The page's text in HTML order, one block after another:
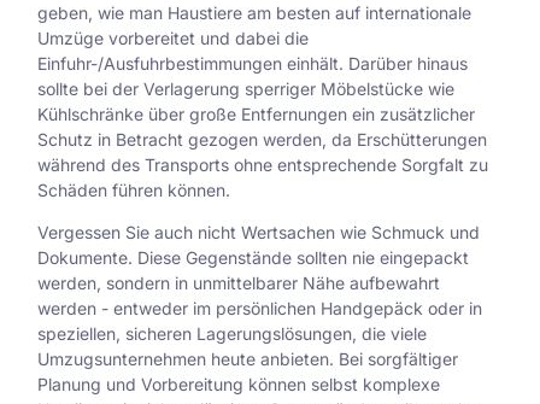
geben, wie man Haustiere am besten auf internationale
Umzüge vorbereitet und dabei die
Einfuhr-/Ausfuhrbestimmungen einhält. Darüber hinaus
sollte bei der Verlagerung sperriger Möbelstücke wie
Kühlschränke über große Entfernungen ein zusätzlicher
Schutz in Betracht gezogen werden, da Erschütterungen
während des Transports ohne entsprechende Sorgfalt zu
Schäden führen können.
Vergessen Sie auch nicht Wertsachen wie Schmuck und
Dokumente. Diese Gegenstände sollten nie eingepackt
werden, sondern in unmittelbarer Nähe aufbewahrt
werden - entweder im persönlichen Handgepäck oder in
speziellen, sicheren Lagerungslösungen, die viele
Umzugsunternehmen heute anbieten. Bei sorgfältiger
Planung und Vorbereitung können selbst komplexe